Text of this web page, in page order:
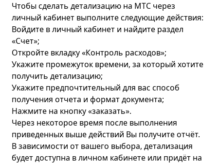
Чтобы сделать детализацию на МТС через
личный кабинет выполните следующие действия:
Войдите в личный кабинет и найдите раздел
«Счет»;
Откройте вкладку «Контроль расходов»;
Укажите промежуток времени, за который хотите
получить детализацию;
Укажите предпочтительный для вас способ
получения отчета и формат документа;
Нажмите на кнопку «заказать».
Через некоторое время после выполнения
приведенных выше действий Вы получите отчёт.
В зависимости от вашего выбора, детализация
будет доступна в личном кабинете или придёт на